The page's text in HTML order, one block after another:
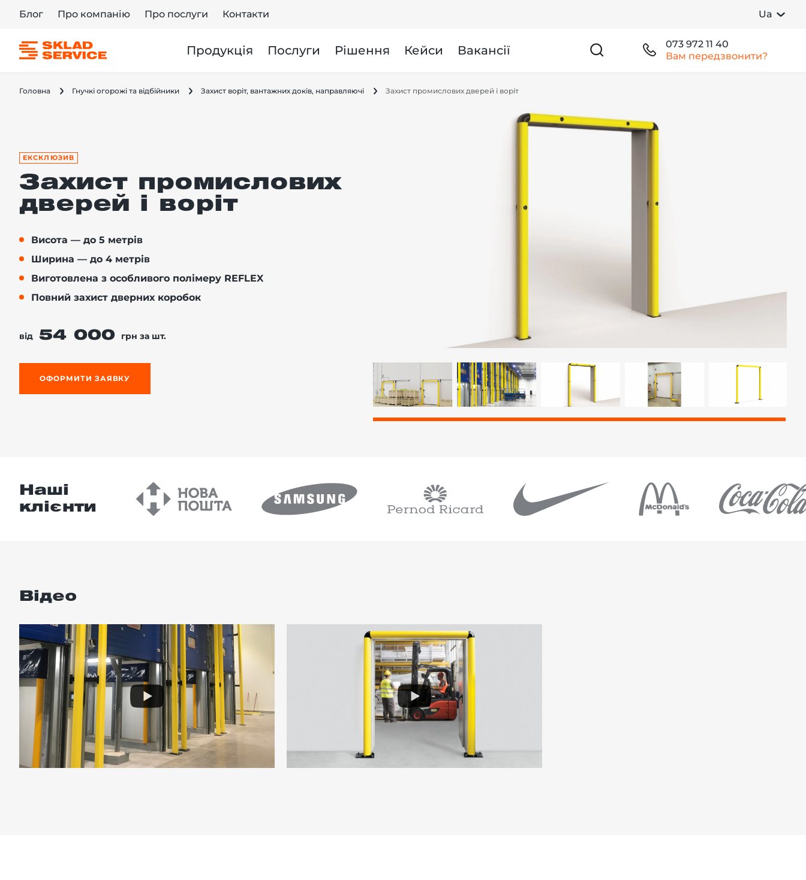
Блог Про компанію Про послуги Контакти Ua
Продукція Послуги Рішення Кейси Вакансії
073 972 11 40
Вам передзвонити?
Головна Гнучкі огорожі та відбійники Захист воріт, вантажних доків, направляючі Захист промислових дверей і воріт
ЕКСКЛЮЗИВ
Захист промислових
дверей і воріт
Висота — до 5 метрів
Ширина — до 4 метрів
Виготовлена з особливого полімеру REFLEX
Повний захист дверних коробок
від 54 000 грн за шт.
ОФОРМИТИ ЗАЯВКУ
Наші
клієнти
Відео